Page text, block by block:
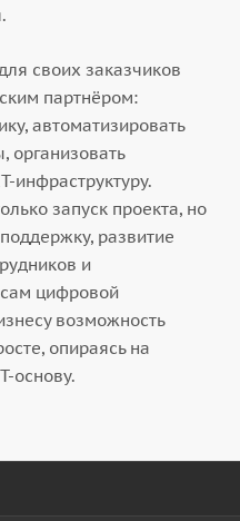
своих заказчиков
партнёром:
автоматизировать
организовать
инфраструктуру.
запуск проекта, но
развитие
и
цифровой
возможность
опираясь на
основу.